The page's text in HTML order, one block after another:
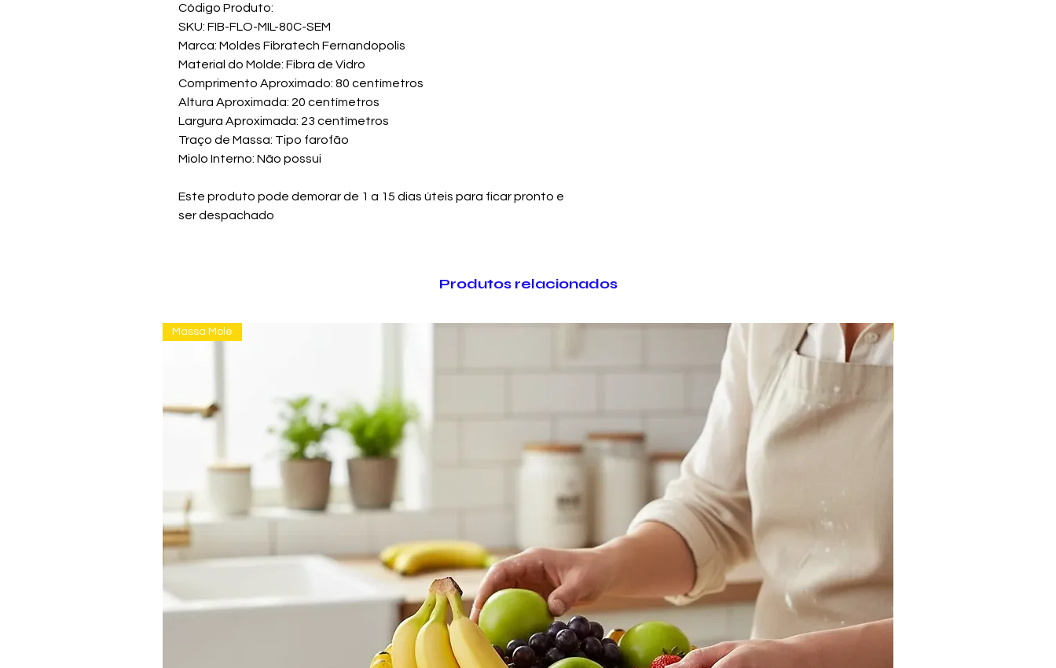
Código Produto:
SKU: FIB-FLO-MIL-80C-SEM
Marca: Moldes Fibratech Fernandopolis
Material do Molde: Fibra de Vidro
Comprimento Aproximado: 80 centímetros
Altura Aproximada: 20 centímetros
Largura Aproximada: 23 centímetros
Traço de Massa: Tipo farofão
Miolo Interno: Não possui
Este produto pode demorar de 1 a 15 dias úteis para ficar pronto e
ser despachado
Produtos relacionados
Massa Mole